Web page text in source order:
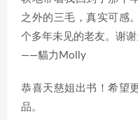
之外的三毛，真实可感
个多年未见的老友。谢
——貓力Molly
恭喜天慈姐出书！希望
品。